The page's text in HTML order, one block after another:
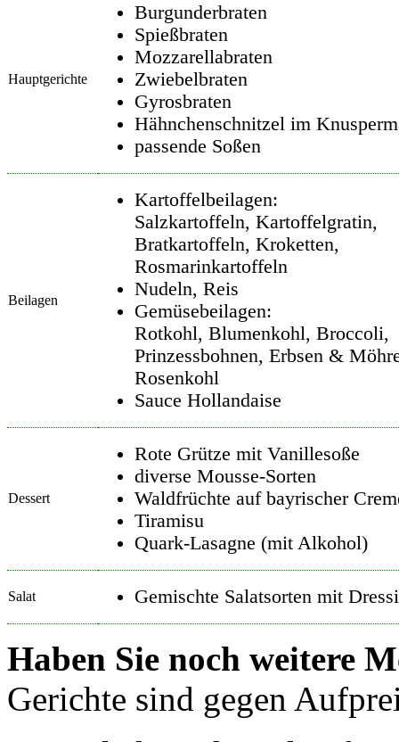
Hauptgerichte
Burgunderbraten
Spießbraten
Mozzarellabraten
Zwiebelbraten
Gyrosbraten
Hähnchenschnitzel im
passende Soßen
Beilagen
Kartoffelbeilagen:
Salzkartoffeln, Kartoffelgratin,
Bratkartoffeln, Kroketten,
Rosmarinkartoffeln
Nudeln, Reis
Gemüsebeilagen:
Rotkohl, Blumenkohl, Broccoli,
Prinzessbohnen, Erbsen &
Rosenkohl
Sauce Hollandaise
Dessert
Rote Grütze mit Vanillesoße
diverse Mousse-Sorten
Waldfrüchte auf bayrischer
Tiramisu
Quark-Lasagne (mit Alkohol)
Salat Gemischte Salatsorten mit
Haben Sie noch weitere
Gerichte sind gegen